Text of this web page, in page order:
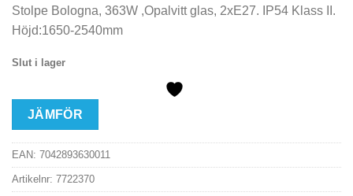
Stolpe Bologna, 363W ,Opalvitt glas, 2xE27. IP54 Klass II.
Höjd:1650-2540mm
Slut i lager
JÄMFÖR
EAN: 7042893630011
Artikelnr: 7722370